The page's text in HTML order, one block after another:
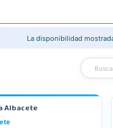
La disponibilidad
Albacete